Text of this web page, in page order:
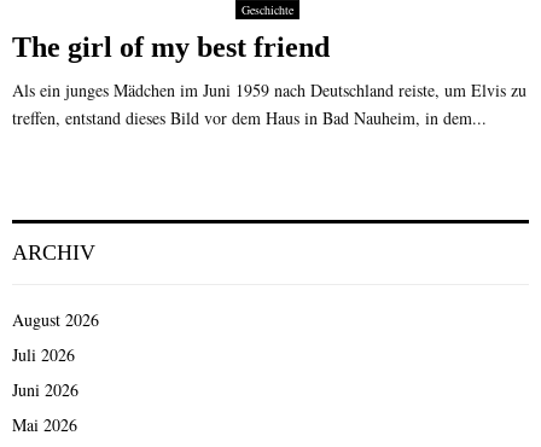
Geschichte
The girl of my best friend
Als ein junges Mädchen im Juni 1959 nach Deutschland reiste, um Elvis zu
treffen, entstand dieses Bild vor dem Haus in Bad Nauheim, in dem...
ARCHIV
August 2026
Juli 2026
Juni 2026
Mai 2026